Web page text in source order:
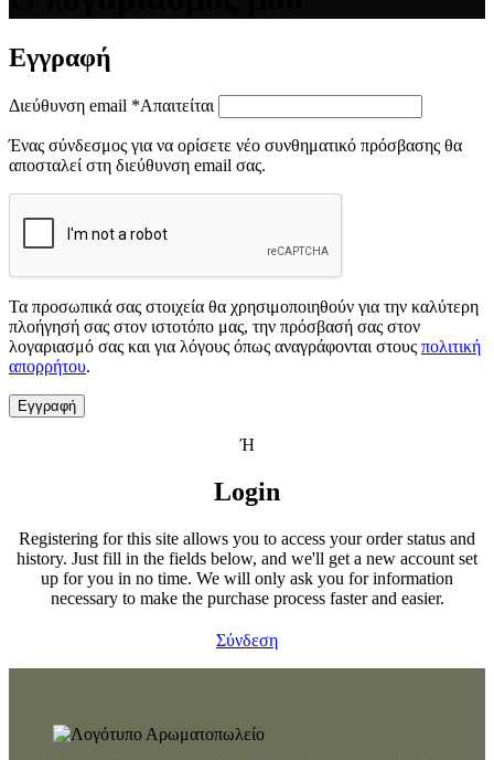
Εγγραφή
Διεύθυνση email *Απαιτείται
Ένας σύνδεσμος για να ορίσετε νέο συνθηματικό πρόσβασης θα
αποσταλεί στη διεύθυνση email σας.
Τα προσωπικά σας στοιχεία θα χρησιμοποιηθούν για την καλύτερη
πλοήγησή σας στον ιστοτόπο μας, την πρόσβασή σας στον
λογαριασμό σας και για λόγους όπως αναγράφονται στους πολιτική
απορρήτου.
Εγγραφή
Ή
Login
Registering for this site allows you to access your order status and
history. Just fill in the fields below, and we'll get a new account set
up for you in no time. We will only ask you for information
necessary to make the purchase process faster and easier.
Σύνδεση